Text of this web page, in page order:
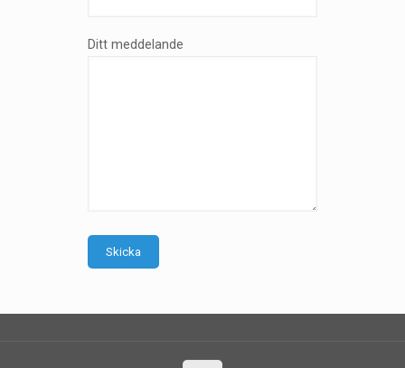
Ditt meddelande
Skicka